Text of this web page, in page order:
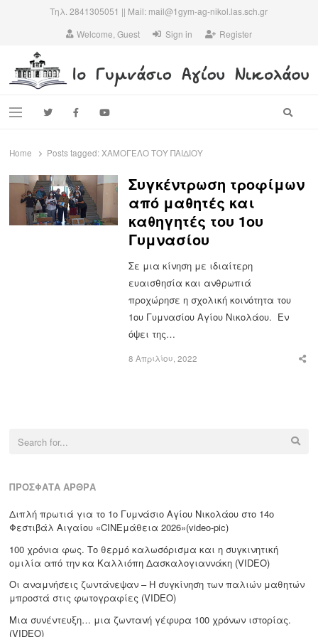
Τηλ. 2841305051 || Mail: mail@1gym-ag-nikol.las.sch.gr
Welcome, Guest
Sign in Register
Menu
Home Posts tagged:ΧΑΜΟΓΕΛΟ ΤΟΥ ΠΑΙΔΙΟΥ
Συγκέντρωση τροφίμων
από μαθητές και
καθηγητές του 1ου
Γυμνασίου
Σε μια κίνηση με ιδιαίτερη
ευαισθησία και ανθρωπιά
προχώρησε η σχολική κοινότητα του
1ου Γυμνασίου Αγίου Νικολάου. Εν
όψει της…
8 Απριλίου, 2022
ΠΡΌΣΦΑΤΑ ΆΡΘΡΑ
Διπλή πρωτιά για το 1ο Γυμνάσιο Αγίου Νικολάου στο 14ο
Φεστιβάλ Αιγαίου «CΙΝΕμάθεια 2026»(video-pic)
100 χρόνια φως. Το θερμό καλωσόρισμα και η συγκινητική
ομιλία από την κα Καλλιόπη Δασκαλογιαννάκη (VIDEO)
Οι αναμνήσεις ζωντάνεψαν – Η συγκίνηση των παλιών μαθητών
μπροστά στις φωτογραφίες (VIDEO)
Μια συνέντευξη… μια ζωντανή γέφυρα 100 χρόνων ιστορίας.
(VIDEO)